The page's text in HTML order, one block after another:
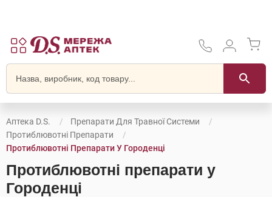
Аптека D.S.
Препарати Для Травної Системи
Протиблювотні Препарати
Протиблювотні Препарати У Городенці
Протиблювотні препарати у
Городенці